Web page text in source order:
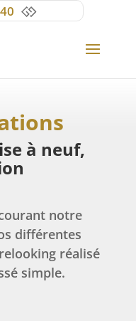
notre
différentes
réalisé
simple.